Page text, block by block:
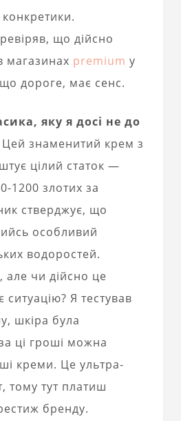
що дійсно
магазинах premium у
дороге, має сенс.
яку я досі не до
Цей знаменитий крем з
цілий статок —
1200 злотих за
стверджує, що
особливий
водоростей.
але чи дійсно це
ситуацію? Я тестував
шкіра була
ці гроші можна
креми. Це ультра-
тому тут платиш
бренду.